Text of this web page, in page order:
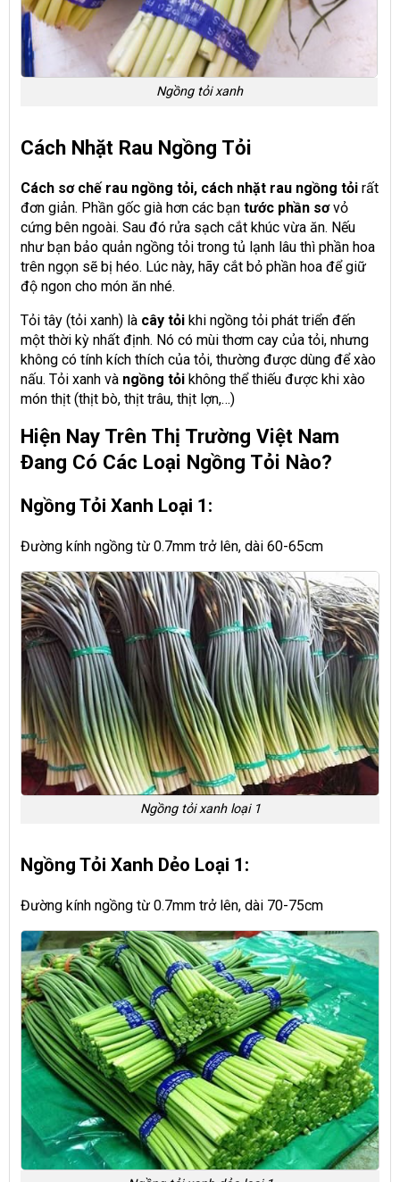
Ngồng tỏi xanh
Cách Nhặt Rau Ngồng Tỏi
Cách sơ chế rau ngồng tỏi, cách nhặt rau ngồng tỏi rất
đơn giản. Phần gốc già hơn các bạn tước phần sơvỏ
cứng bên ngoài. Sau đó rửa sạch cắt khúc vừa ăn. Nếu
như bạn bảo quản ngồng tỏi trong tủ lạnh lâu thì phần hoa
trên ngọn sẽ bị héo. Lúc này, hãy cắt bỏ phần hoa để giữ
độ ngon cho món ăn nhé.
Tỏi tây (tỏi xanh) là cây tỏi khi ngồng tỏi phát triển đến
một thời kỳ nhất định. Nó có mùi thơm cay của tỏi, nhưng
không có tính kích thích của tỏi, thường được dùng để xào
nấu. Tỏi xanh và ngồng tỏi không thể thiếu được khi xào
món thịt (thịt bò, thịt trâu, thịt lợn,…)
Hiện Nay Trên Thị Trường Việt Nam
Đang Có Các Loại Ngồng Tỏi Nào?
Ngồng Tỏi Xanh Loại 1:
Đường kính ngồng từ 0.7mm trở lên, dài 60-65cm
Ngồng tỏi xanh loại 1
Ngồng Tỏi Xanh Dẻo Loại 1:
Đường kính ngồng từ 0.7mm trở lên, dài 70-75cm